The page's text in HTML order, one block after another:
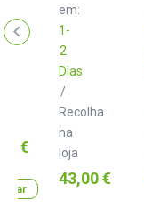
€
em:
1-
2
Dias
/
Recolha
na
loja
Preço
43,00 €